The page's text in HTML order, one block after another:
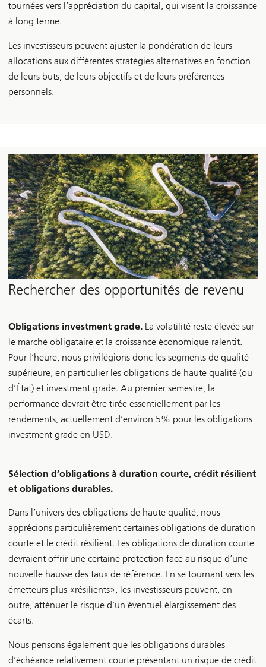
tournées vers l’appréciation du capital, qui visent la croissance
à long terme.
Les investisseurs peuvent ajuster la pondération de leurs
allocations aux différentes stratégies alternatives en fonction
de leurs buts, de leurs objectifs et de leurs préférences
personnels.
Rechercher des opportunités de revenu
Obligations investment grade. La volatilité reste élevée sur
le marché obligataire et la croissance économique ralentit.
Pour l’heure, nous privilégions donc les segments de qualité
supérieure, en particulier les obligations de haute qualité (ou
d’État) et investment grade. Au premier semestre, la
performance devrait être tirée essentiellement par les
rendements, actuellement d’environ 5% pour les obligations
investment grade en USD.
Sélection d’obligations à duration courte, crédit résilient
et obligations durables.
Dans l’univers des obligations de haute qualité, nous
apprécions particulièrement certaines obligations de duration
courte et le crédit résilient. Les obligations de duration courte
devraient offrir une certaine protection face au risque d’une
nouvelle hausse des taux de référence. En se tournant vers les
émetteurs plus «résilients», les investisseurs peuvent, en
outre, atténuer le risque d’un éventuel élargissement des
écarts.
Nous pensons également que les obligations durables
d’échéance relativement courte présentant un risque de crédit